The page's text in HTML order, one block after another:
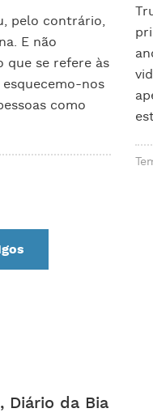
Diário da Bia
pelo contrário,
E não
que se refere às
esquecemo-nos
como